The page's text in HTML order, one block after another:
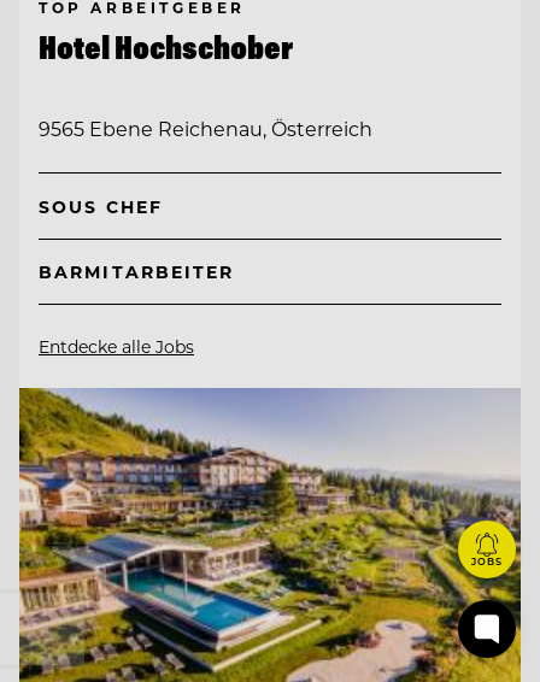
TOP ARBEITGEBER
Hotel Hochschober
9565 Ebene Reichenau, Österreich
SOUS CHEF
BARMITARBEITER
Entdecke alle Jobs
JOBS